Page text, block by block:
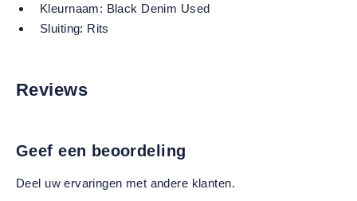
Kleurnaam: Black Denim Used
Sluiting: Rits
Reviews
Geef een beoordeling
Deel uw ervaringen met andere klanten.